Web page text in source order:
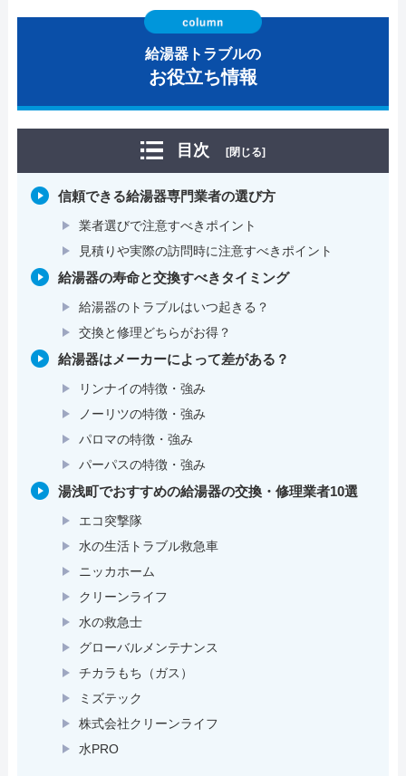
給湯器トラブルの
お役立ち情報
目次 [閉じる]
信頼できる給湯器専門業者の選び方
業者選びで注意すべきポイント
見積りや実際の訪問時に注意すべきポイント
給湯器の寿命と交換すべきタイミング
給湯器のトラブルはいつ起きる？
交換と修理どちらがお得？
給湯器はメーカーによって差がある？
リンナイの特徴・強み
ノーリツの特徴・強み
パロマの特徴・強み
パーパスの特徴・強み
湯浅町でおすすめの給湯器の交換・修理業者10選
エコ突撃隊
水の生活トラブル救急車
ニッカホーム
クリーンライフ
水の救急士
グローバルメンテナンス
チカラもち（ガス）
ミズテック
株式会社クリーンライフ
水PRO